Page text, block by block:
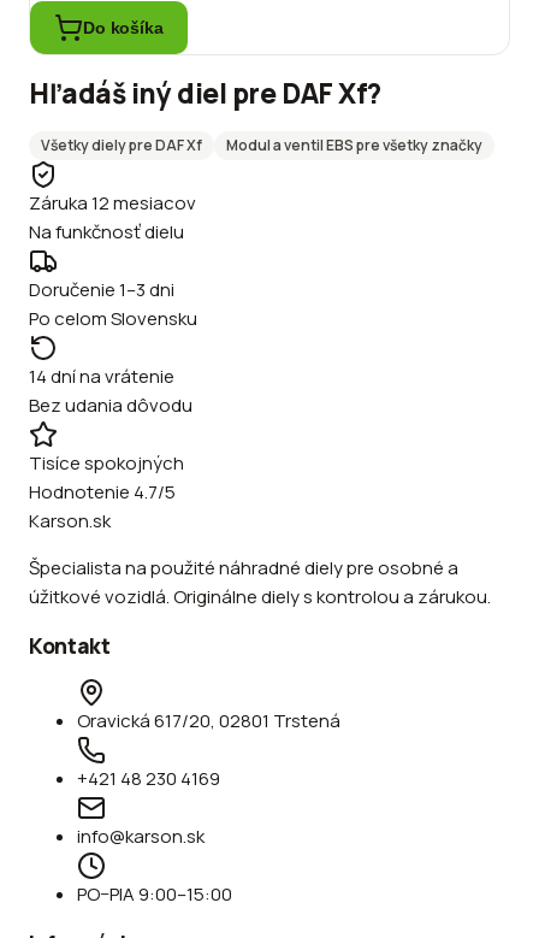
Do košíka
Hľadáš iný diel pre DAFXf?
Všetky diely preDAFXf Modul a ventil EBSpre všetky značky
Záruka 12 mesiacov
Na funkčnosť dielu
Doručenie 1–3 dni
Po celom Slovensku
14 dní na vrátenie
Bez udania dôvodu
Tisíce spokojných
Hodnotenie 4.7/5
Karson.sk
Špecialista na použité náhradné diely pre osobné a
úžitkové vozidlá. Originálne diely s kontrolou a zárukou.
Kontakt
Oravická 617/20, 02801 Trstená
+421 48 230 4169
info@karson.sk
PO–PIA 9:00–15:00